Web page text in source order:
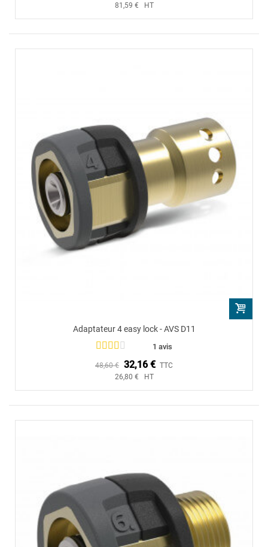
81,59 € HT
Adaptateur 4 easy lock - AVS D11
1 avis
48,60 € 32,16 € TTC
26,80 € HT